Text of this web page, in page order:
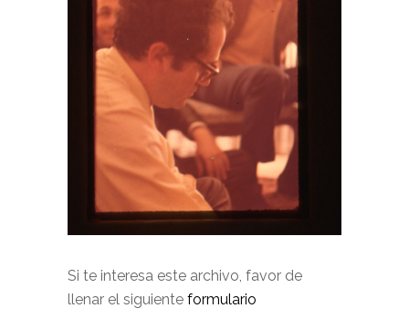
Si te interesa este archivo, favor de
llenar el siguiente formulario